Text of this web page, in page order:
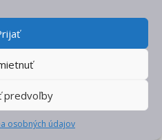
predvoľby
osobných údajov